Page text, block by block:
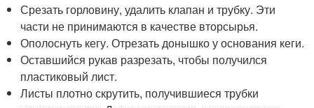
Срезать горловину, удалить клапан и трубку. Эти
части не принимаются в качестве вторсырья.
Ополоснуть кегу. Отрезать донышко у основания кеги.
Оставшийся рукав разрезать, чтобы получился
пластиковый лист.
Листы плотно скрутить, получившиеся трубки